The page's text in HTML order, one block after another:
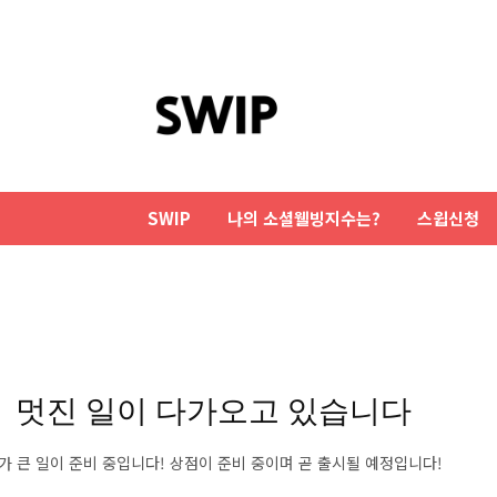
SWIP 나의 소셜웰빙지수는? 스윕신청
멋진 일이 다가오고 있습니다
큰 일이 준비 중입니다! 상점이 준비 중이며 곧 출시될 예정입니다!